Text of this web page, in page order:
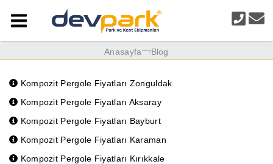
Anasayfa Blog
Kompozit Pergole Fiyatları Zonguldak
Kompozit Pergole Fiyatları Aksaray
Kompozit Pergole Fiyatları Bayburt
Kompozit Pergole Fiyatları Karaman
Kompozit Pergole Fiyatları Kırıkkale